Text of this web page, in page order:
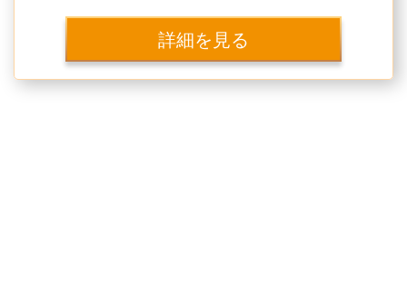
◇ハピわん！Twitter
詳細を見る